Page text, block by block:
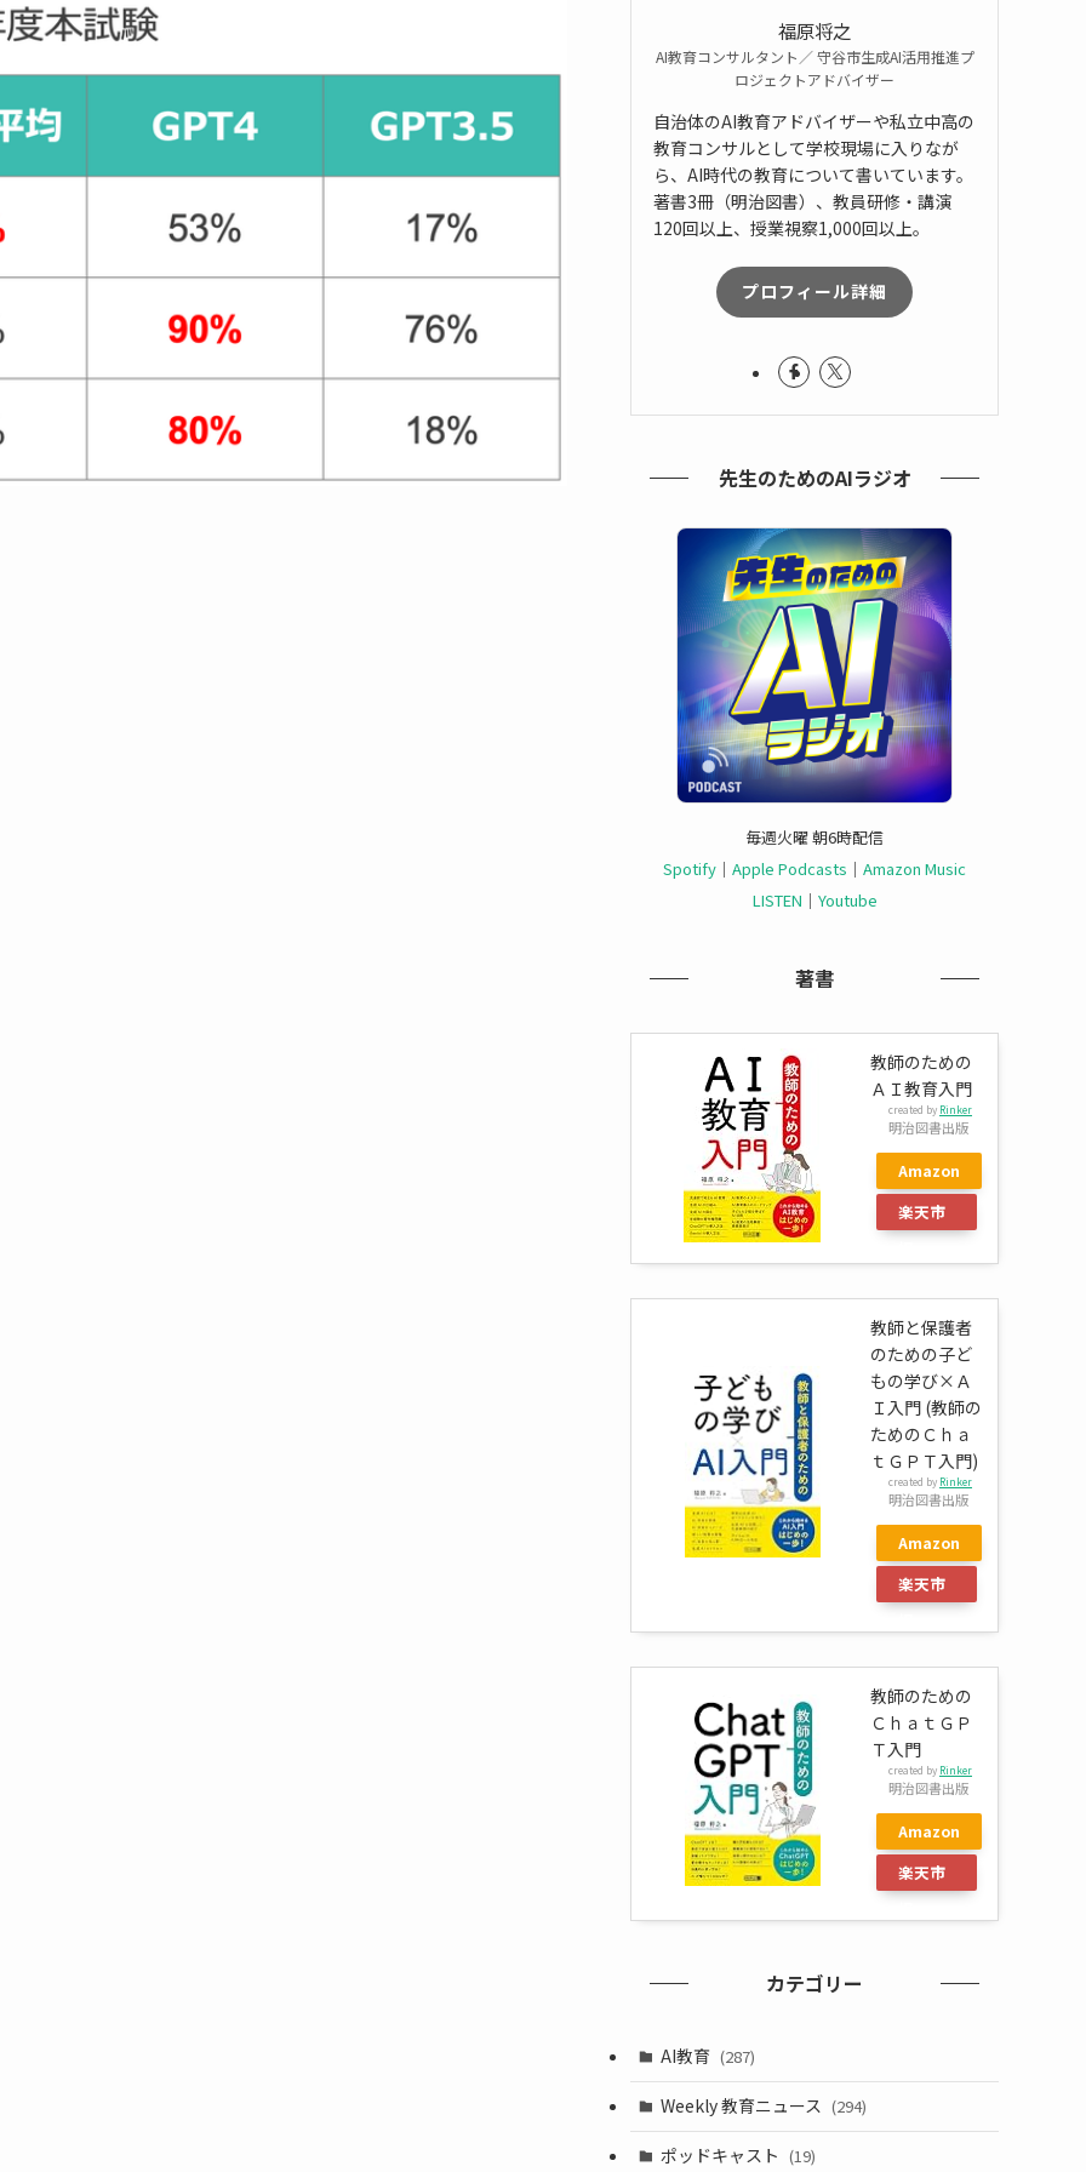
福原将之
AI教育コンサルタント／ 守谷市生成AI活用推進プ
ロジェクトアドバイザー
自治体のAI教育アドバイザーや私立中高の
教育コンサルとして学校現場に入りなが
ら、AI時代の教育について書いています。
著書3冊（明治図書）、教員研修・講演
120回以上、授業視察1,000回以上。
プロフィール詳細
先生のためのAIラジオ
毎週火曜 朝6時配信
Spotify ｜ Apple Podcasts ｜ Amazon Music
LISTEN ｜ Youtube
著書
教師のための
ＡＩ教育入門
created by Rinker
明治図書出版
Amazon
楽天市
教師と保護者
のための子ど
もの学び×Ａ
Ｉ入門 (教師の
ためのＣｈａ
ｔＧＰＴ入門)
created by Rinker
明治図書出版
Amazon
楽天市
教師のための
ＣｈａｔＧＰ
Ｔ入門
created by Rinker
明治図書出版
Amazon
楽天市
カテゴリー
AI教育 (287)
Weekly 教育ニュース (294)
ポッドキャスト (19)